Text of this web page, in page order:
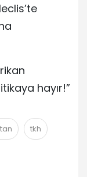
hayır!”
tkh